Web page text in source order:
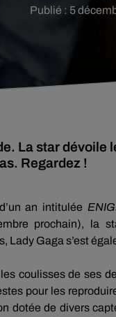
Publié : 5
La star dévoile
Regardez !
an intitulée
prochain), la
Gaga s’est
coulisses de ses
pour les
dotée de divers